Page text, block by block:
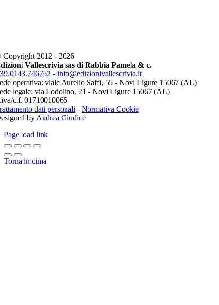
Copyright 2012 - 2026
Vallescrivia sas di Rabbia Pamela & c.
- info@edizionivallescrivia.it
operativa: viale Aurelio Saffi, 55 - Novi Ligure 15067 (AL)
legale: via Lodolino, 21 - Novi Ligure 15067 (AL)
c.f. 01710010065
dati personali - Normativa Cookie
by Andrea Giudice
Page load link
Torna in cima